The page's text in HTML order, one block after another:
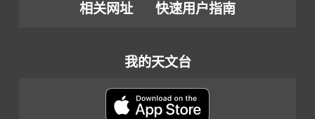
相关网址
快速用户指南
我的天文台